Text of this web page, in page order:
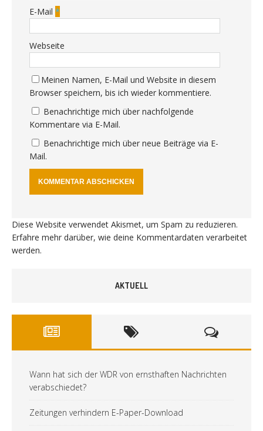
E-Mail *
Webseite
Meinen Namen, E-Mail und Website in diesem
Browser speichern, bis ich wieder kommentiere.
Benachrichtige mich über nachfolgende
Kommentare via E-Mail.
Benachrichtige mich über neue Beiträge via E-
Mail.
Diese Website verwendet Akismet, um Spam zu reduzieren.
Erfahre mehr darüber, wie deine Kommentardaten verarbeitet
werden.
AKTUELL
Wann hat sich der WDR von ernsthaften Nachrichten
verabschiedet?
Zeitungen verhindern E-Paper-Download